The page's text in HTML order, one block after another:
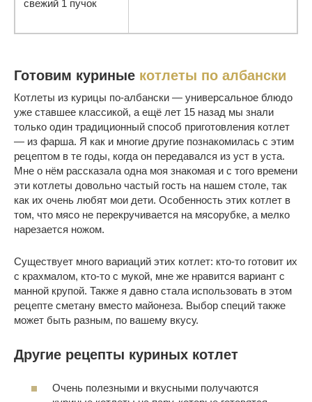
свежий 1 пучок
Готовим куриные котлеты по албански
Котлеты из курицы по-албански — универсальное блюдо
уже ставшее классикой, а ещё лет 15 назад мы знали
только один традиционный способ приготовления котлет
— из фарша. Я как и многие другие познакомилась с этим
рецептом в те годы, когда он передавался из уст в уста.
Мне о нём рассказала одна моя знакомая и с того времени
эти котлеты довольно частый гость на нашем столе, так
как их очень любят мои дети. Особенность этих котлет в
том, что мясо не перекручивается на мясорубке, а мелко
нарезается ножом.
Существует много вариаций этих котлет: кто-то готовит их
с крахмалом, кто-то с мукой, мне же нравится вариант с
манной крупой. Также я давно стала использовать в этом
рецепте сметану вместо майонеза. Выбор специй также
может быть разным, по вашему вкусу.
Другие рецепты куриных котлет
Очень полезными и вкусными получаются